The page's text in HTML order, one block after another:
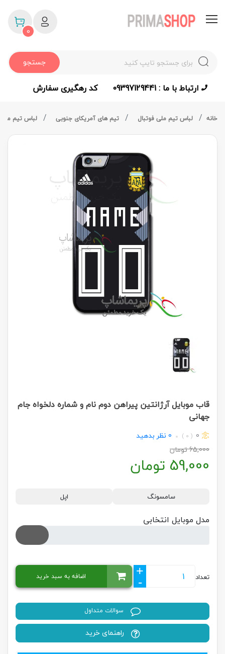
جستجو
0
ارتباط با ما : 09397129441 کد رهگیری سفارش
خانه لباس تیم ملی فوتبال تیم های آمریکای جنوبی لباس تیم ملی
قاب موبایل آرژانتین پیراهن دوم نام و شماره دلخواه جام
جهانی
0
( 0 )
0 نظر بدهید
65,000تومان
59,000 تومان
سامسونگ اپل
مدل موبایل انتخابی
تعداد
+
-
اضافه به سبد خرید
سوالات متداول
راهنمای خرید